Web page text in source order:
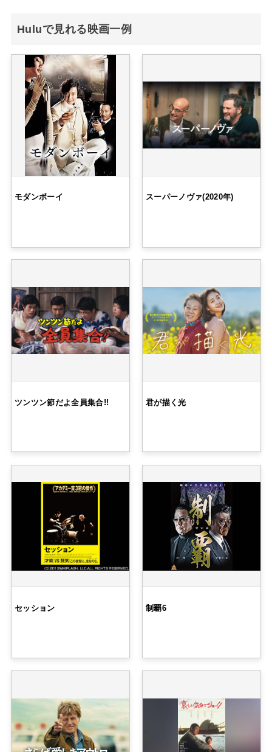
Huluで見れる映画一例
モダンボーイ スーパーノヴァ(2020年)
ツンツン節だよ全員集合!! 君が描く光
セッション 制覇6